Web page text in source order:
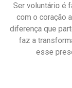
Ser voluntário é
com o coração
diferença que
faz a
esse